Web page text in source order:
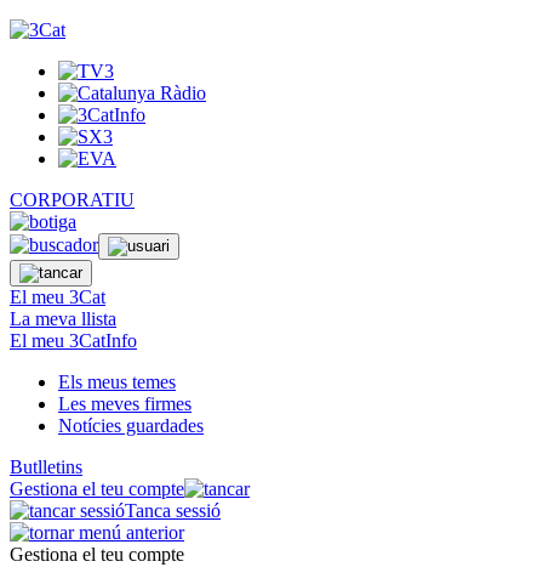
CORPORATIU
El meu 3Cat
La meva llista
El meu 3CatInfo
Els meus temes
Les meves firmes
Notícies guardades
Butlletins
Gestiona el teu compte
Tanca sessió
Gestiona el teu compte